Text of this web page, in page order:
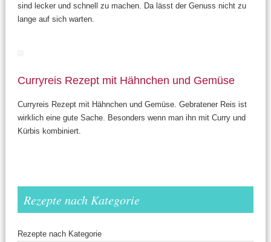
sind lecker und schnell zu machen. Da lässt der Genuss nicht zu
lange auf sich warten.
Curryreis Rezept mit Hähnchen und Gemüse
Curryreis Rezept mit Hähnchen und Gemüse. Gebratener Reis ist
wirklich eine gute Sache. Besonders wenn man ihn mit Curry und
Kürbis kombiniert.
Rezepte nach Kategorie
Rezepte nach Kategorie